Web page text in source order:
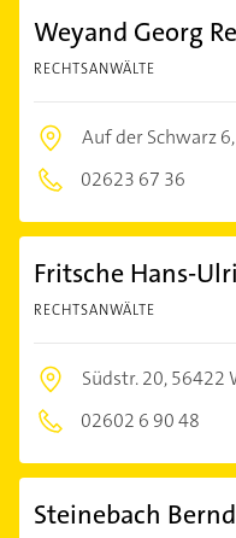
Weyand Georg
RECHTSANWÄLTE
Auf der Schwarz 6,
02623 67 36
Fritsche Hans-
RECHTSANWÄLTE
Südstr. 20,56422
02602 6 90 48
Steinebach Bernd